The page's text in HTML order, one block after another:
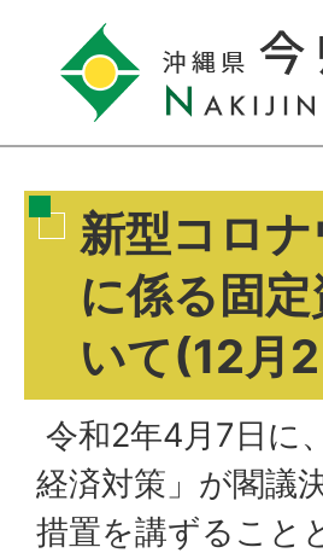
新型コロ
に係る固
いて(12月
令和2年4月7日に
経済対策」が閣議
措置を講ずること